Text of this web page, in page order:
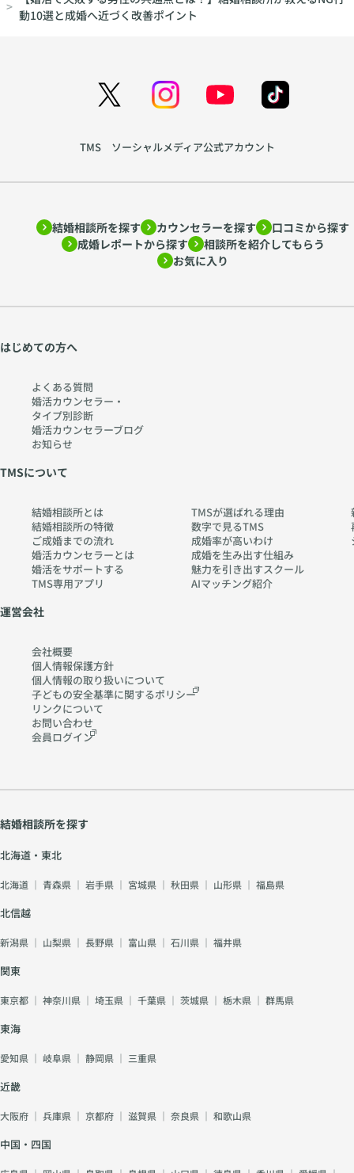
動10選と成婚へ近づく改善ポイント
TMS ソーシャルメディア公式アカウント
結婚相談所を探す カウンセラーを探す
口コミから探す
成婚レポートから探す
相談所を紹介してもらう
お気に入り
はじめての方へ
よくある質問
婚活カウンセラー・
タイプ別診断
婚活カウンセラーブログ
お知らせ
TMSについて
結婚相談所とは
結婚相談所の特徴
ご成婚までの流れ
婚活カウンセラーとは
婚活をサポートする
TMS専用アプリ
TMSが選ばれる理由
数字で見るTMS
成婚率が高いわけ
成婚を生み出す仕組み
魅力を引き出すスクール
AIマッチング紹介
運営会社
会社概要
個人情報保護方針
個人情報の取り扱いについて
子どもの安全基準に関するポリシー
リンクについて
お問い合わせ
会員ログイン
結婚相談所を探す
北海道・東北
北海道 ｜ 青森県 ｜ 岩手県 ｜ 宮城県 ｜ 秋田県 ｜ 山形県 ｜ 福島県
北信越
新潟県 ｜ 山梨県 ｜ 長野県 ｜ 富山県 ｜ 石川県 ｜ 福井県
関東
東京都 ｜ 神奈川県 ｜ 埼玉県 ｜ 千葉県 ｜ 茨城県 ｜ 栃木県 ｜ 群馬県
東海
愛知県 ｜ 岐阜県 ｜ 静岡県 ｜ 三重県
近畿
大阪府 ｜ 兵庫県 ｜ 京都府 ｜ 滋賀県 ｜ 奈良県 ｜ 和歌山県
中国・四国